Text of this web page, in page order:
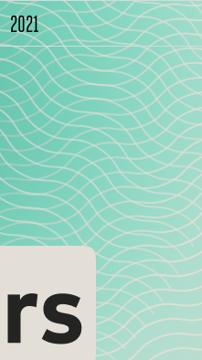
2021(CURRENT)